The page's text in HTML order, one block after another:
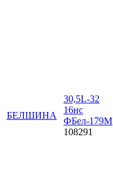
БЕЛШИНА
30,5L-32
16нс
ФБел-179М
108291